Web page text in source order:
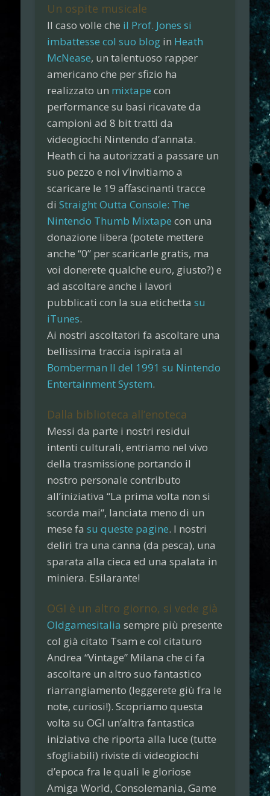
Un ospite musicale
Il caso volle che il Prof. Jones si
imbattesse col suo blog in Heath
McNease, un talentuoso rapper
americano che per sfizio ha
realizzato un mixtape con
performance su basi ricavate da
campioni ad 8 bit tratti da
videogiochi Nintendo d’annata.
Heath ci ha autorizzati a passare un
suo pezzo e noi v’invitiamo a
scaricare le 19 affascinanti tracce
diStraight Outta Console: The
Nintendo Thumb Mixtape con una
donazione libera (potete mettere
anche“0” per scaricarle gratis, ma
voi donerete qualche euro, giusto?) e
ad ascoltare anche i lavori
pubblicati con la sua etichettasu
iTunes.
Ai nostri ascoltatori fa ascoltare una
bellissima traccia ispirata al
Bomberman II del 1991 su Nintendo
Entertainment System.
Dalla biblioteca all’enoteca
Messi da parte i nostri residui
intenti culturali, entriamo nel vivo
della trasmissione portando il
nostro personale contributo
all’iniziativa “La prima volta non si
scorda mai“, lanciata meno di un
mese fasu queste pagine. I nostri
deliri tra una canna (da pesca), una
sparata alla cieca ed una spalata in
miniera. Esilarante!
OGI è un altro giorno, si vede già
Oldgamesitalia sempre più presente
col già citato Tsam e col citaturo
Andrea “Vintage” Milana che ci fa
ascoltare un altro suo fantastico
riarrangiamento (leggerete giù fra le
note, curiosi!). Scopriamo questa
volta suOGI un’altra fantastica
iniziativa che riporta alla luce (tutte
sfogliabili) riviste di videogiochi
d’epoca fra le quali le gloriose
Amiga World,Consolemania,Game